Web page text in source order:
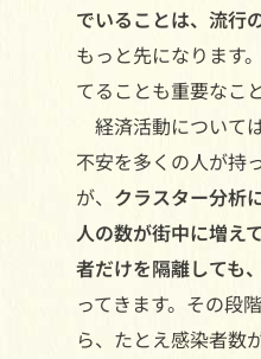
でいることは、流行
もっと先になります
てることも重要なこと
経済活動について
不安を多くの人が持
が、 クラスター分析
人の数が街中に増え
者だけを隔離しても
ってきます。その段階
ら、たとえ感染者数